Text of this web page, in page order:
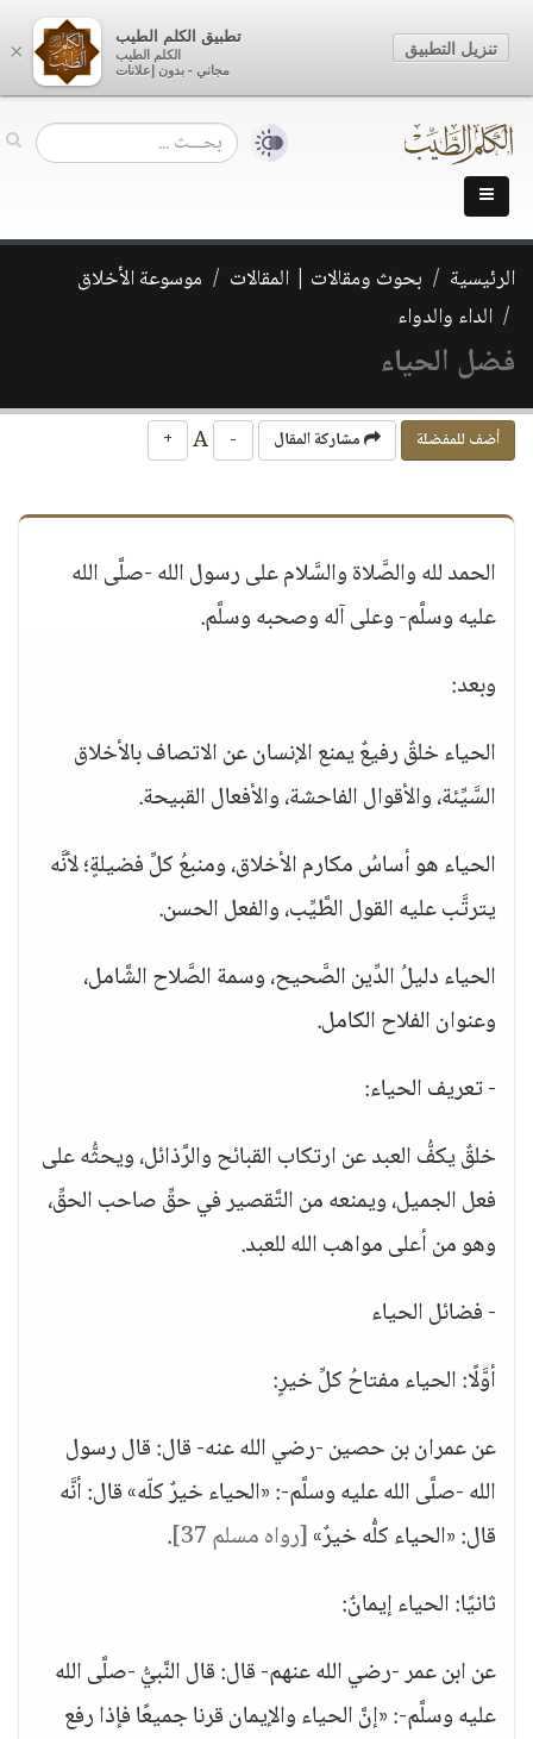
الرئيسية بحوث ومقالات | المقالات
موسوعة الأخلاق
الداء والدواء
فضل الحياء
أضف للمفضلة مشاركة المقال -
+
الحمد لله والصَّلاة والسَّلام على رسول الله -صلَّى الله
عليه وسلَّم- وعلى آله وصحبه وسلَّم.
وبعد:
الحياء خلقٌ رفيعٌ يمنع الإنسان عن الاتصاف بالأخلاق
السَّيِّئة، والأقوال الفاحشة، والأفعال القبيحة.
الحياء هو أساسُ مكارم الأخلاق، ومنبعُ كلِّ فضيلةٍ؛ لأنَّه
يترتَّب عليه القول الطَّيِّب، والفعل الحسن.
الحياء دليلُ الدِّين الصَّحيح، وسمة الصَّلاح الشَّامل،
وعنوان الفلاح الكامل.
- تعريف الحياء:
خلقٌ يكفُّ العبد عن ارتكاب القبائح والرَّذائل، ويحثُّه على
فعل الجميل، ويمنعه من التَّقصير في حقِّ صاحب الحقِّ،
وهو من أعلى مواهب الله للعبد.
- فضائل الحياء
أوَّلًا: الحياء مفتاحُ كلِّ خيرٍ:
عن عمران بن حصين -رضي الله عنه- قال: قال رسول
الله -صلَّى الله عليه وسلَّم-: «الحياء خيرٌ كلّه» قال: أنَّه
قال: «الحياء كلُّه خيرٌ»[رواه مسلم 37]
.
ثانيًا: الحياء إيمانٌ:
عن ابن عمر -رضي الله عنهم- قال: قال النَّبيُّ -صلَّى الله
عليه وسلَّم-: «إنَّ الحياء والإيمان قرنا جميعًا فإذا رفع
×
تطبيق الكلم الطيب
الكلم الطيب
مجاني - بدون إعلانات
تنزيل التطبيق